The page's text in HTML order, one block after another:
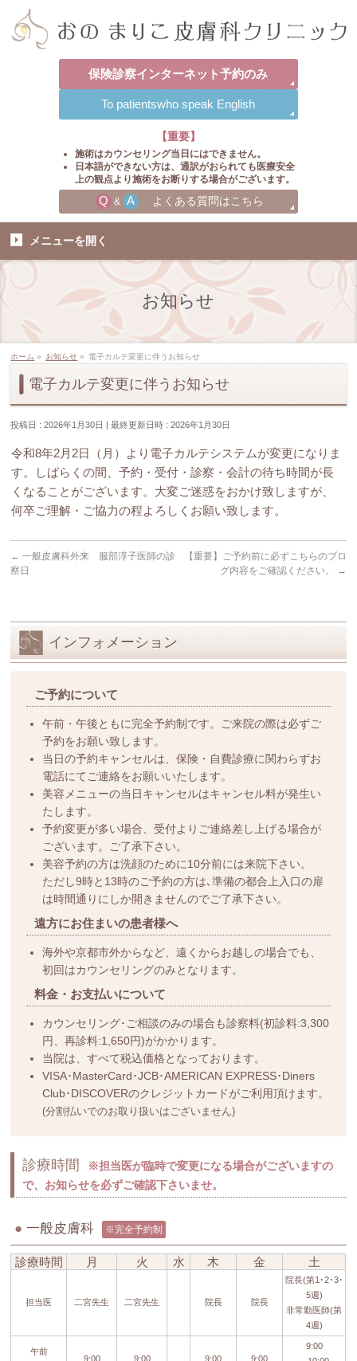
保険診察インターネット予約のみ
To patientswho speak English
【重要】
施術はカウンセリング当日にはできません。
日本語ができない方は、通訳がおられても医療安全
上の観点より施術をお断りする場合がございます。
Q & A よくある質問はこちら
メニューを開く
お知らせ
ホーム » お知らせ » 電子カルテ変更に伴うお知らせ
電子カルテ変更に伴うお知らせ
投稿日 : 2026年1月30日 最終更新日時 : 2026年1月30日
令和8年2月2日（月）より電子カルテシステムが変更になりま
す。しばらくの間、予約・受付・診察・会計の待ち時間が長
くなることがございます。大変ご迷惑をおかけ致しますが、
何卒ご理解・ご協力の程よろしくお願い致します。
← 一般皮膚科外来 服部淳子医師の診
察日
【重要】ご予約前に必ずこちらのブロ
グ内容をご確認ください。
→
インフォメーション
ご予約について
午前・午後ともに完全予約制です。ご来院の際は必ずご
予約をお願い致します。
当日の予約キャンセルは、保険・自費診療に関わらずお
電話にてご連絡をお願いいたします。
美容メニューの当日キャンセルはキャンセル料が発生い
たします。
予約変更が多い場合、受付よりご連絡差し上げる場合が
ございます。ご了承下さい。
美容予約の方は洗顔のために10分前には来院下さい。
ただし9時と13時のご予約の方は､準備の都合上入口の扉
は時間通りにしか開きませんのでご了承下さい。
遠方にお住まいの患者様へ
海外や京都市外からなど、遠くからお越しの場合でも、
初回はカウンセリングのみとなります。
料金・お支払いについて
カウンセリング･ご相談のみの場合も診察料(初診料:3,300
円、再診料:1,650円)がかかります。
当院は、すべて税込価格となっております。
VISA･MasterCard･JCB･AMERICAN EXPRESS･Diners
Club･DISCOVERのクレジットカードがご利用頂けます。
(分割払いでのお取り扱いはございません)
診療時間
※担当医が臨時で変更になる場合がございますの
で、お知らせを必ずご確認下さいませ。
● 一般皮膚科 ※完全予約制
診療時間 月 火 水 木 金 土
担当医 二宮先生 二宮先生 院長 院長
院長(第1･2･3･
5週)
非常勤医師(第
4週)
午前
9:00
9:00
9:00
9:00
9:00